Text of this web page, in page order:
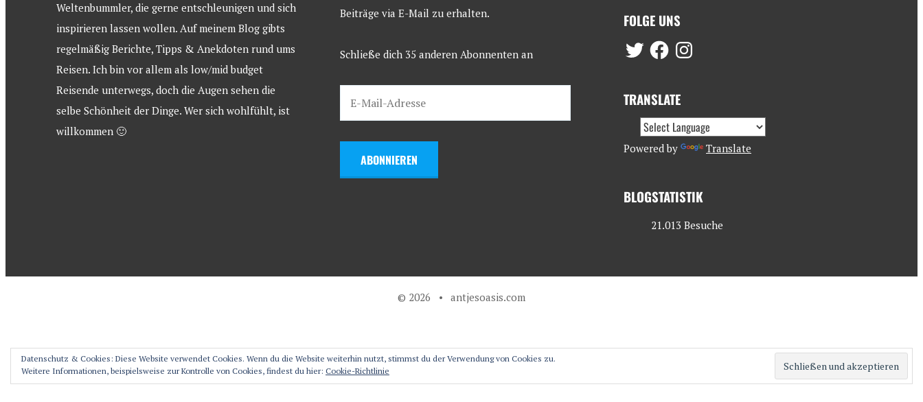
Weltenbummler, die gerne entschleunigen und sich
inspirieren lassen wollen. Auf meinem Blog gibts
regelmäßig Berichte, Tipps & Anekdoten rund ums
Reisen. Ich bin vor allem als low/mid budget
Reisende unterwegs, doch die Augen sehen die
selbe Schönheit der Dinge. Wer sich wohlfühlt, ist
willkommen 🙂
Beiträge via E-Mail zu erhalten.
Schließe dich 35 anderen Abonnenten an
ABONNIEREN
FOLGE UNS
TRANSLATE
Powered by Translate
BLOGSTATISTIK
21.013 Besuche
© 2026 • antjesoasis.com
Datenschutz & Cookies: Diese Website verwendet Cookies. Wenn du die Website weiterhin nutzt, stimmst du der Verwendung von Cookies zu.
Weitere Informationen, beispielsweise zur Kontrolle von Cookies, findest du hier: Cookie-Richtlinie